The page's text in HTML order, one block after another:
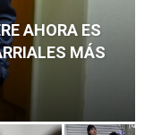
AHORA ES
MÁS